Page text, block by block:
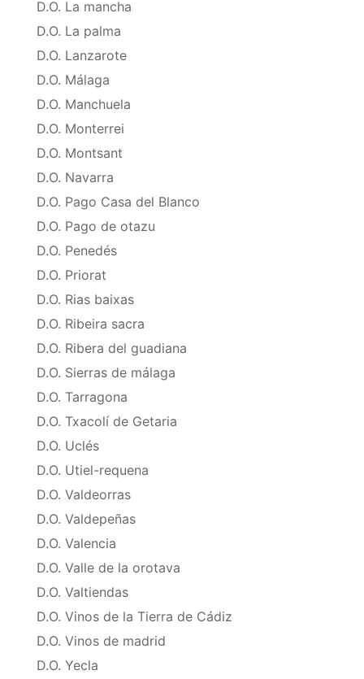
D.O. La mancha
D.O. La palma
D.O. Lanzarote
D.O. Málaga
D.O. Manchuela
D.O. Monterrei
D.O. Montsant
D.O. Navarra
D.O. Pago Casa del Blanco
D.O. Pago de otazu
D.O. Penedés
D.O. Priorat
D.O. Rias baixas
D.O. Ribeira sacra
D.O. Ribera del guadiana
D.O. Sierras de málaga
D.O. Tarragona
D.O. Txacolí de Getaria
D.O. Uclés
D.O. Utiel-requena
D.O. Valdeorras
D.O. Valdepeñas
D.O. Valencia
D.O. Valle de la orotava
D.O. Valtiendas
D.O. Vinos de la Tierra de Cádiz
D.O. Vinos de madrid
D.O. Yecla